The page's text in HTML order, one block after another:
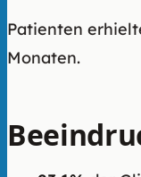
Patienten
Monaten.